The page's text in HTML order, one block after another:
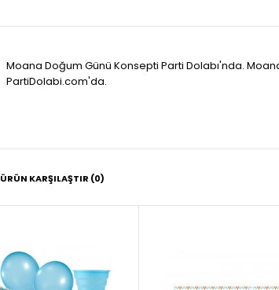
Moana Doğum Günü Konsepti Parti Dolabı'nda.
PartiDolabi.com'da.
ÜRÜN KARŞILAŞTIR (0)